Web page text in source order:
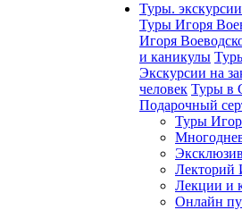
Туры.
Туры Игоря
Игоря
и каникулы
Экскурсии на
человек Туры в
Подарочный
Туры
Лекторий
Лекции и
Онлайн